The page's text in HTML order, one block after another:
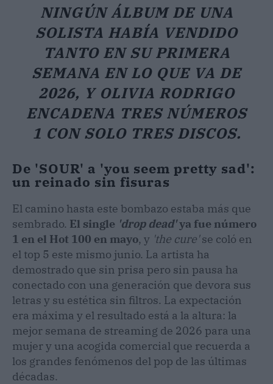
NINGÚN ÁLBUM DE UNA
SOLISTA HABÍA VENDIDO
TANTO EN SU PRIMERA
SEMANA EN LO QUE VA DE
2026, Y OLIVIA RODRIGO
ENCADENA TRES NÚMEROS
1 CON SOLO TRES DISCOS.
De 'SOUR' a 'you seem pretty sad':
un reinado sin fisuras
El camino hasta este bombazo estaba más que
sembrado. El single 'drop dead'ya fue número
1 en el Hot 100 en mayo, y 'the cure'se coló en
el top 5 este mismo junio. La artista ha
demostrado que sin prisa pero sin pausa ha
conectado con una generación que devora sus
letras y su estética sin filtros. La expectación
era máxima y el resultado está a la altura: la
mejor semana de streaming de 2026 para una
mujer y una acogida comercial que recuerda a
los grandes fenómenos del pop de las últimas
décadas.